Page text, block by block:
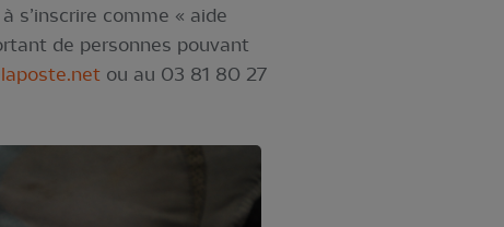
s’inscrire comme « aide
de personnes pouvant
ou au 03 81 80 27